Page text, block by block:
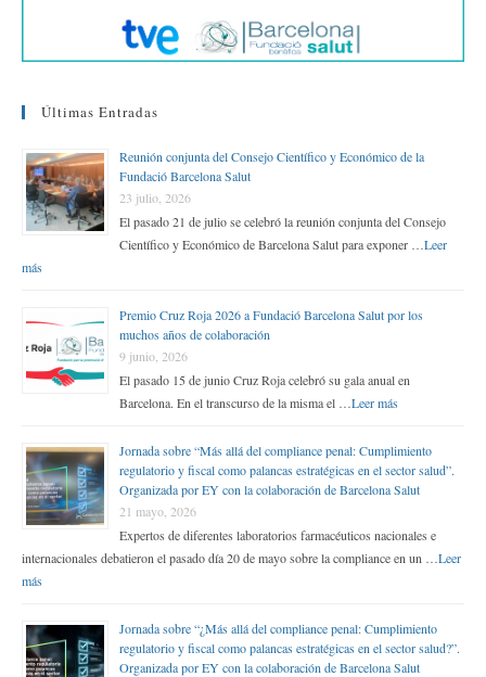
Últimas Entradas
Reunión conjunta del Consejo Científico y Económico de la
Fundació Barcelona Salut
23 julio, 2026
El pasado 21 de julio se celebró la reunión conjunta del Consejo
Científico y Económico de Barcelona Salut para exponer … Leer
más
Premio Cruz Roja 2026 a Fundació Barcelona Salut por los
muchos años de colaboración
9 junio, 2026
El pasado 15 de junio Cruz Roja celebró su gala anual en
Barcelona. En el transcurso de la misma el … Leer más
Jornada sobre “Más allá del compliance penal: Cumplimiento
regulatorio y fiscal como palancas estratégicas en el sector salud”.
Organizada por EY con la colaboración de Barcelona Salut
21 mayo, 2026
Expertos de diferentes laboratorios farmacéuticos nacionales e
internacionales debatieron el pasado día 20 de mayo sobre la compliance en un … Leer
más
Jornada sobre “¿Más allá del compliance penal: Cumplimiento
regulatorio y fiscal como palancas estratégicas en el sector salud?”.
Organizada por EY con la colaboración de Barcelona Salut